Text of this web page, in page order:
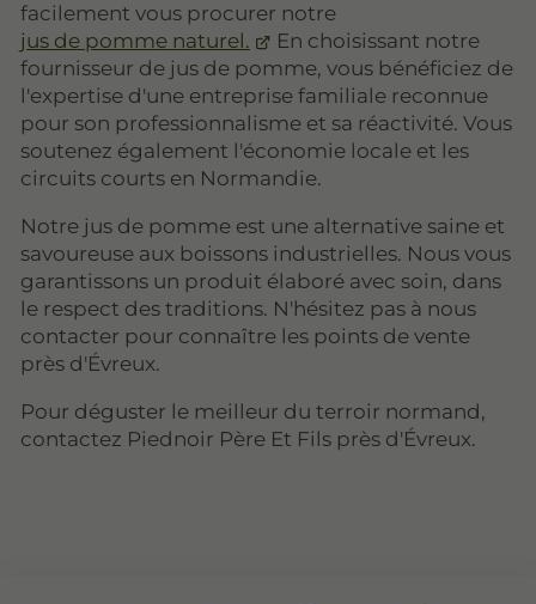
facilement vous procurer notre
jus de pomme naturel.
En choisissant notre
fournisseur de jus de pomme, vous bénéficiez de
l'expertise d'une entreprise familiale reconnue
pour son professionnalisme et sa réactivité. Vous
soutenez également l'économie locale et les
circuits courts en Normandie.
Notre jus de pomme est une alternative saine et
savoureuse aux boissons industrielles. Nous vous
garantissons un produit élaboré avec soin, dans
le respect des traditions. N'hésitez pas à nous
contacter pour connaître les points de vente
près d'Évreux.
Pour déguster le meilleur du terroir normand,
contactez Piednoir Père Et Fils près d'Évreux.